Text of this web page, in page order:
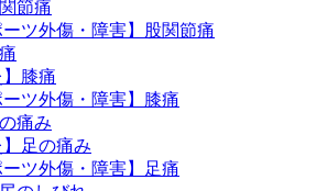
節痛
ーツ外傷・障害】股関節痛
】膝痛
ーツ外傷・障害】膝痛
痛み
】足の痛み
ーツ外傷・障害】足痛